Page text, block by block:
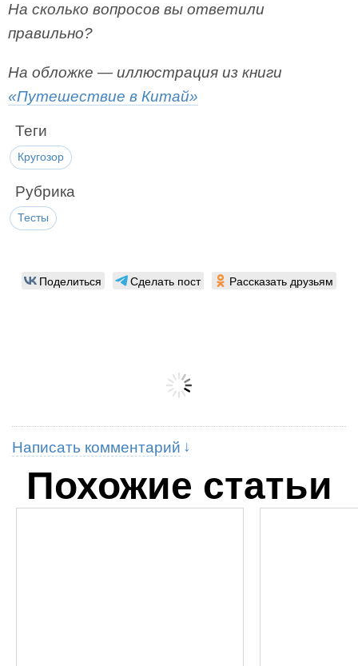
На сколько вопросов вы ответили
правильно?
На обложке — иллюстрация из книги
«Путешествие в Китай»
Теги
Кругозор
Рубрика
Тесты
Поделиться Сделать пост Рассказать друзьям
Написать комментарий
Похожие статьи